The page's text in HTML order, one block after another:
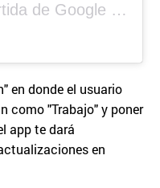
de Google Maps
en donde el usuario
como "Trabajo" y poner
app te dará
en